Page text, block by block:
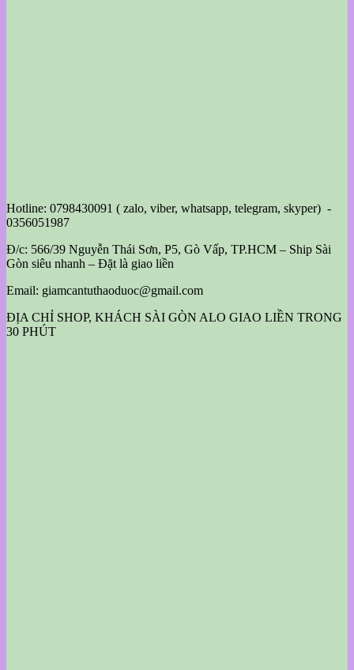
Hotline: 0798430091 ( zalo, viber, whatsapp, telegram, skyper) -
0356051987
Đ/c: 566/39 Nguyễn Thái Sơn, P5, Gò Vấp, TP.HCM – Ship Sài
Gòn siêu nhanh – Đặt là giao liền
Email: giamcantuthaoduoc@gmail.com
ĐỊA CHỈ SHOP, KHÁCH SÀI GÒN ALO GIAO LIỀN TRONG
30 PHÚT